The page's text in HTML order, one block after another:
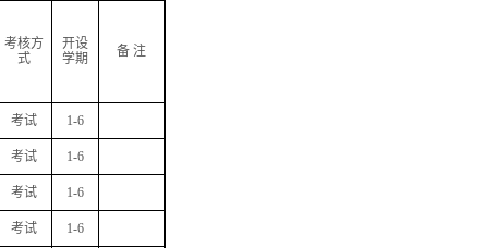
考核方
式
开设
学期
备 注
考试 1-6
考试 1-6
考试 1-6
考试 1-6